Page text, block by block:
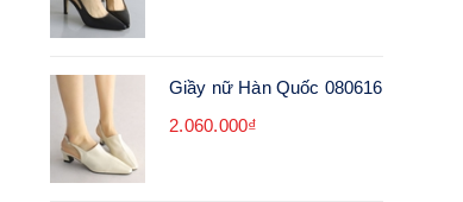
Giầy nữ Hàn Quốc 080616
2.060.000₫